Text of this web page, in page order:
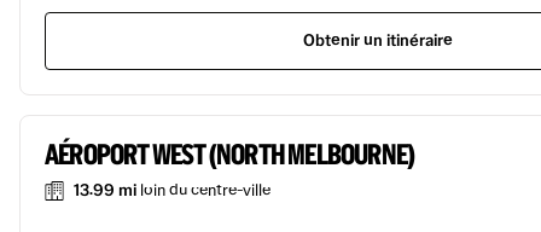
Obtenir un itinéraire
AÉROPORT WEST (NORTH MELBOURNE)
13.99 mi loin du centre-ville